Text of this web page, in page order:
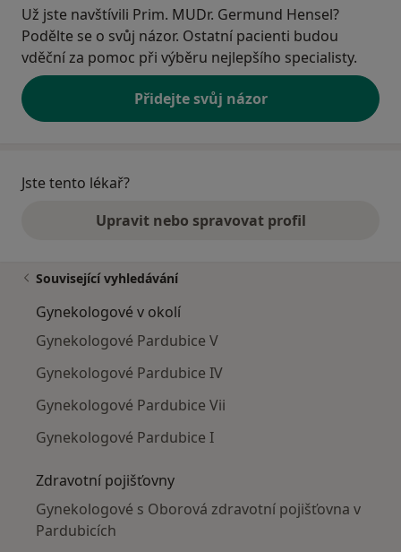
Už jste navštívili Prim. MUDr. Germund Hensel?
Podělte se o svůj názor. Ostatní pacienti budou
vděční za pomoc při výběru nejlepšího specialisty.
Přidejte svůj názor
Jste tento lékař?
Upravit nebo spravovat profil
Související vyhledávání
Gynekologové v okolí
Gynekologové Pardubice V
Gynekologové Pardubice IV
Gynekologové Pardubice Vii
Gynekologové Pardubice I
Zdravotní pojišťovny
Gynekologové s Oborová zdravotní pojišťovna v
Pardubicích